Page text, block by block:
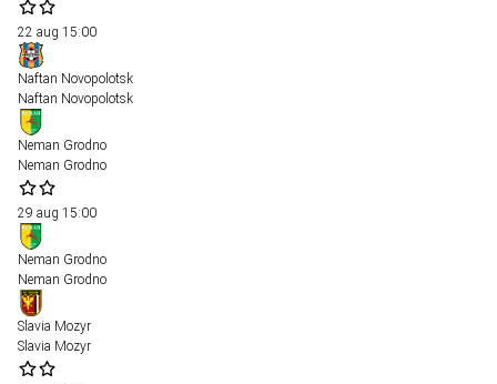
22 aug 15:00
Naftan Novopolotsk
Naftan Novopolotsk
Neman Grodno
Neman Grodno
29 aug 15:00
Neman Grodno
Neman Grodno
Slavia Mozyr
Slavia Mozyr